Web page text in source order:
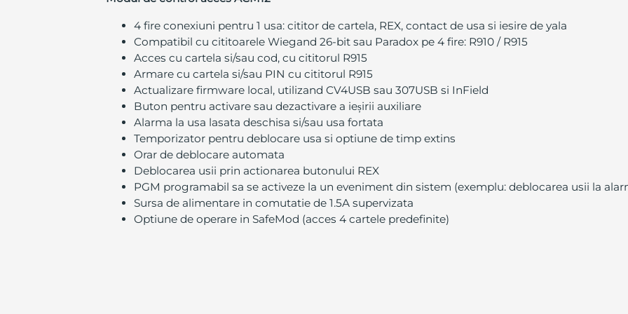
4 fire conexiuni pentru 1 usa: cititor de cartela, REX, contact de usa si iesire de yala
Compatibil cu cititoarele Wiegand 26-bit sau Paradox pe 4 fire: R910 / R915
Acces cu cartela si/sau cod, cu cititorul R915
Armare cu cartela si/sau PIN cu cititorul R915
Actualizare firmware local, utilizand CV4USB sau 307USB si InField
Buton pentru activare sau dezactivare a ieșirii auxiliare
Alarma la usa lasata deschisa si/sau usa fortata
Temporizator pentru deblocare usa si optiune de timp extins
Orar de deblocare automata
Deblocarea usii prin actionarea butonului REX
PGM programabil sa se activeze la un eveniment din sistem (exemplu: deblocarea usii la
Sursa de alimentare in comutatie de 1.5A supervizata
Optiune de operare in SafeMod (acces 4 cartele predefinite)